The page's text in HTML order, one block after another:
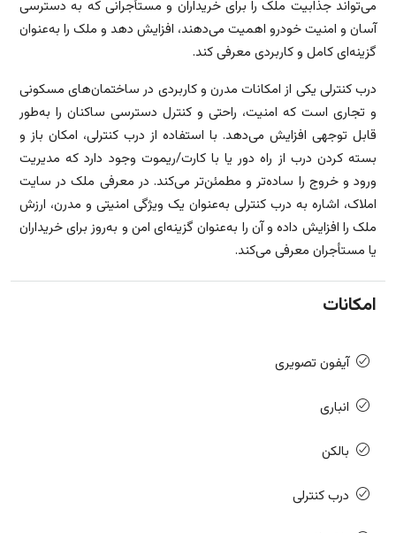
می‌تواند جذابیت ملک را برای خریداران و مستأجرانی که به دسترسی
آسان و امنیت خودرو اهمیت می‌دهند، افزایش دهد و ملک را به‌عنوان
گزینه‌ای کامل و کاربردی معرفی کند.
درب کنترلی یکی از امکانات مدرن و کاربردی در ساختمان‌های مسکونی
و تجاری است که امنیت، راحتی و کنترل دسترسی ساکنان را به‌طور
قابل توجهی افزایش می‌دهد. با استفاده از درب کنترلی، امکان باز و
بسته کردن درب از راه دور یا با کارت/ریموت وجود دارد که مدیریت
ورود و خروج را ساده‌تر و مطمئن‌تر می‌کند. در معرفی ملک در سایت
املاک، اشاره به درب کنترلی به‌عنوان یک ویژگی امنیتی و مدرن، ارزش
ملک را افزایش داده و آن را به‌عنوان گزینه‌ای امن و به‌روز برای خریداران
یا مستأجران معرفی می‌کند.
امکانات
آیفون تصویری
انباری
بالکن
درب کنترلی